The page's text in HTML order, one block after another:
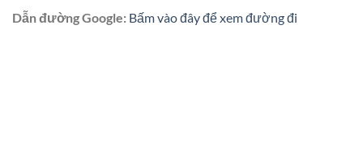
Dẫn đường Google: Bấm vào đây để xem đường đi